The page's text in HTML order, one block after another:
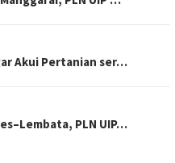
Akui Pertanian ser…
PLN UIP…